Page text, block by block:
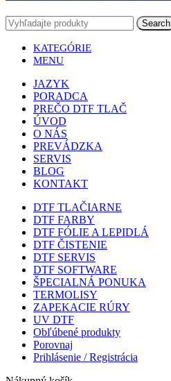
Search
KATEGÓRIE
MENU
JAZYK
PORADCA
PREČO DTF TLAČ
ÚVOD
O NÁS
PREVÁDZKA
SERVIS
BLOG
KONTAKT
DTF TLAČIARNE
DTF FARBY
DTF FÓLIE A LEPIDLÁ
DTF ČISTENIE
DTF SERVIS
DTF SOFTWARE
ŠPECIALNÁ PONUKA
TERMOLISY
ZAPEKACIE RÚRY
UV DTF
Obľúbené produkty
Porovnaj
Prihlásenie / Registrácia